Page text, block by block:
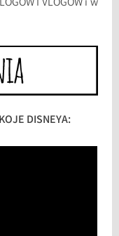
I VLOGÓW i w
DISNEYA: